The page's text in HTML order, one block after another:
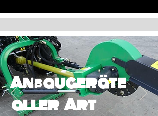
Anbaugeräte
aller Art